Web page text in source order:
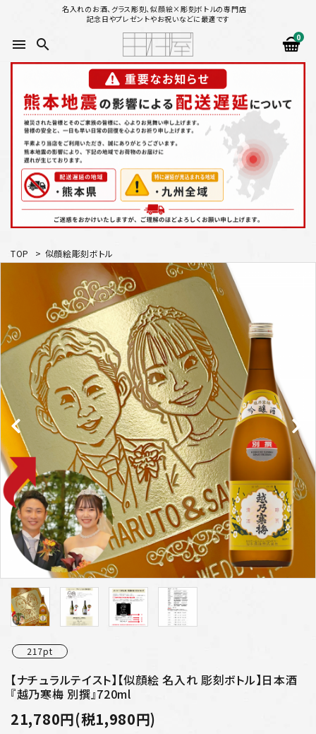
名入れのお酒、グラス彫刻、似顔絵×彫刻ボトルの専門店
記念日やプレゼントやお祝いなどに最適です
menu search 0
search
似顔絵から選ぶ
名入れ（縦書き）から選ぶ
名入れ（横書き）から選ぶ
配送方法
プライバシーポリシー
特定商取引法について
お問い合わせ
TOP > 似顔絵彫刻ボトル
217pt
【ナチュラルテイスト】【似顔絵 名入れ 彫刻ボトル】日本酒
『越乃寒梅 別撰』720ml
21,780円(税1,980円)